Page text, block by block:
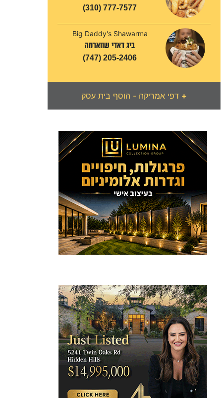
(310) 777-7577
Big Daddy's Shawarma
ביג דאדי שווארמה
(747) 205-2406
+